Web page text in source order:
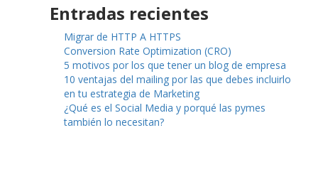
Entradas recientes
Migrar de HTTP A HTTPS
Conversion Rate Optimization (CRO)
5 motivos por los que tener un blog de empresa
10 ventajas del mailing por las que debes incluirlo
en tu estrategia de Marketing
¿Qué es el Social Media y porqué las pymes
también lo necesitan?